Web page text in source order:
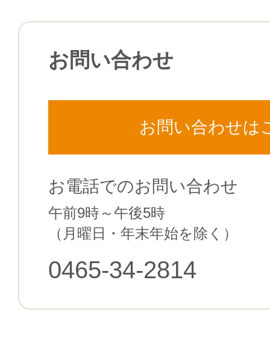
お問い合わせ
お問い合わせは
お電話でのお問い合わせ
午前9時～午後5時
（月曜日・年末年始を除く）
0465-34-2814